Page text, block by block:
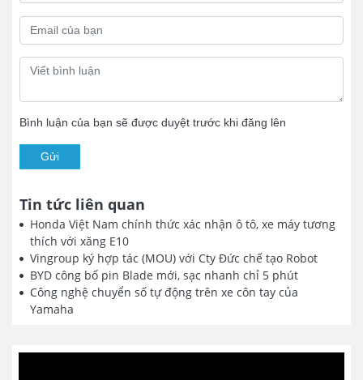
Bình luận của bạn sẽ được duyệt trước khi đăng lên
Gửi
Tin tức liên quan
Honda Việt Nam chính thức xác nhận ô tô, xe máy tương
thích với xăng E10
Vingroup ký hợp tác (MOU) với Cty Đức chế tạo Robot
BYD công bố pin Blade mới, sạc nhanh chỉ 5 phút
Công nghệ chuyển số tự động trên xe côn tay của
Yamaha